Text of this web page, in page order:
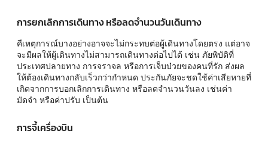
การยกเลิกการเดินทาง หรือลดจำนวนวันเดินทาง
คืเหตุการณ์บางอย่างอาจจะไม่กระทบต่อผู้เดินทางโดยตรง แต่อาจ
จะมีผลให้ผู้เดินทางไม่สามารถเดินทางต่อไปได้ เช่น ภัยพิบัติที่
ประเทศปลายทาง การจราจล หรือการเจ็บป่วยของคนที่รัก ส่งผล
ให้ต้องเดินทางกลับเร็วกว่ากำหนด ประกันภัยจะชดใช้ค่าเสียหายที่
เกิดจากการบอกเลิกการเดินทาง หรือลดจำนวนวันลง เช่นค่า
มัดจำ หรือค่าปรับ เป็นต้น
การจี้เครื่องบิน